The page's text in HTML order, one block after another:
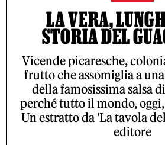
LA VERA,
STORIA DEL
Vicende picaresche,
frutto che assomiglia a
della famosissima salsa
perché tutto il mondo,
Un estratto da 'La tavola
editore